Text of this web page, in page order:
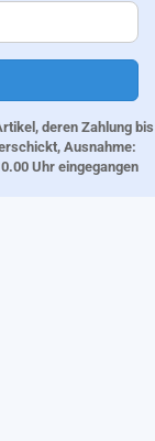
deren Zahlung bis
Ausnahme:
Uhr eingegangen